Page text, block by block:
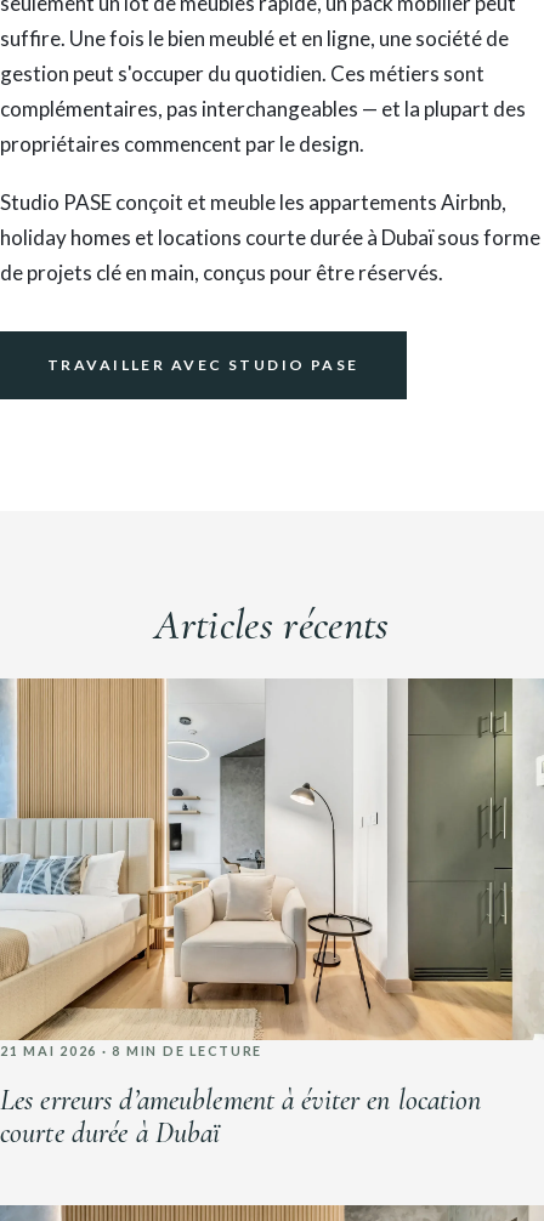
suffire. Une fois le bien meublé et en ligne, une société de
gestion peut s'occuper du quotidien. Ces métiers sont
complémentaires, pas interchangeables — et la plupart des
propriétaires commencent par le design.
Studio PASE conçoit et meuble les appartements Airbnb,
holiday homes et locations courte durée à Dubaï sous forme
de projets clé en main, conçus pour être réservés.
TRAVAILLER AVEC STUDIO PASE
Articles récents
21 MAI 2026 · 8 MIN DE LECTURE
Les erreurs d’ameublement à éviter en location
courte durée à Dubaï